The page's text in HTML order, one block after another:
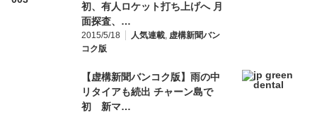
初、有人ロケット打ち上げへ 月
面探査、…
2015/5/18 人気連載, 虚構新聞バン
コク版
【虚構新聞バンコク版】雨の中
リタイアも続出 チャーン島で
初 新マ…